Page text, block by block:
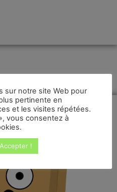
sur notre site Web pour
pertinente en
et les visites répétées.
vous consentez à
Accepter !